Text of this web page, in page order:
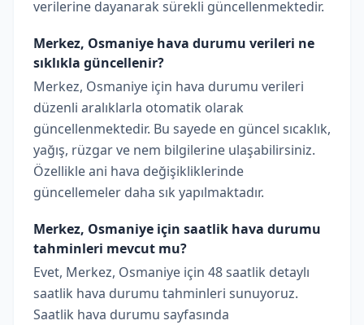
verilerine dayanarak sürekli güncellenmektedir.
Merkez, Osmaniye hava durumu verileri ne
sıklıkla güncellenir?
Merkez, Osmaniye için hava durumu verileri
düzenli aralıklarla otomatik olarak
güncellenmektedir. Bu sayede en güncel sıcaklık,
yağış, rüzgar ve nem bilgilerine ulaşabilirsiniz.
Özellikle ani hava değişikliklerinde
güncellemeler daha sık yapılmaktadır.
Merkez, Osmaniye için saatlik hava durumu
tahminleri mevcut mu?
Evet, Merkez, Osmaniye için 48 saatlik detaylı
saatlik hava durumu tahminleri sunuyoruz.
Saatlik hava durumu sayfasında